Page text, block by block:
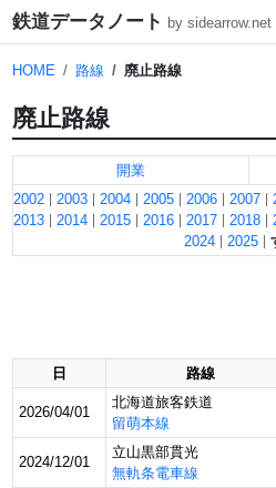
鉄道データノート by sidearrow.net
HOME 路線 廃止路線
廃止路線
開業
2002
2003 2004 2005 2006 2007
2013
2014 2015 2016 2017 2018
2024
2025
日 路線
2026/04/01
北海道旅客鉄道
留萌本線
2024/12/01
立山黒部貫光
無軌条電車線